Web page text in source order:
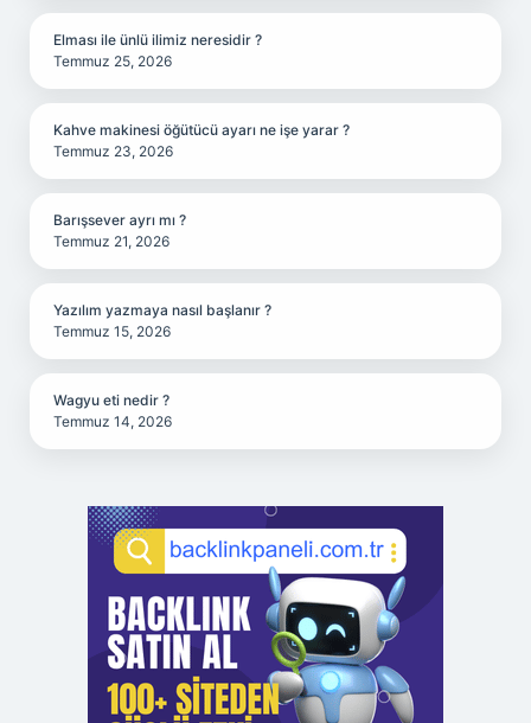
Elması ile ünlü ilimiz neresidir ?
Temmuz 25, 2026
Kahve makinesi öğütücü ayarı ne işe yarar ?
Temmuz 23, 2026
Barışsever ayrı mı ?
Temmuz 21, 2026
Yazılım yazmaya nasıl başlanır ?
Temmuz 15, 2026
Wagyu eti nedir ?
Temmuz 14, 2026